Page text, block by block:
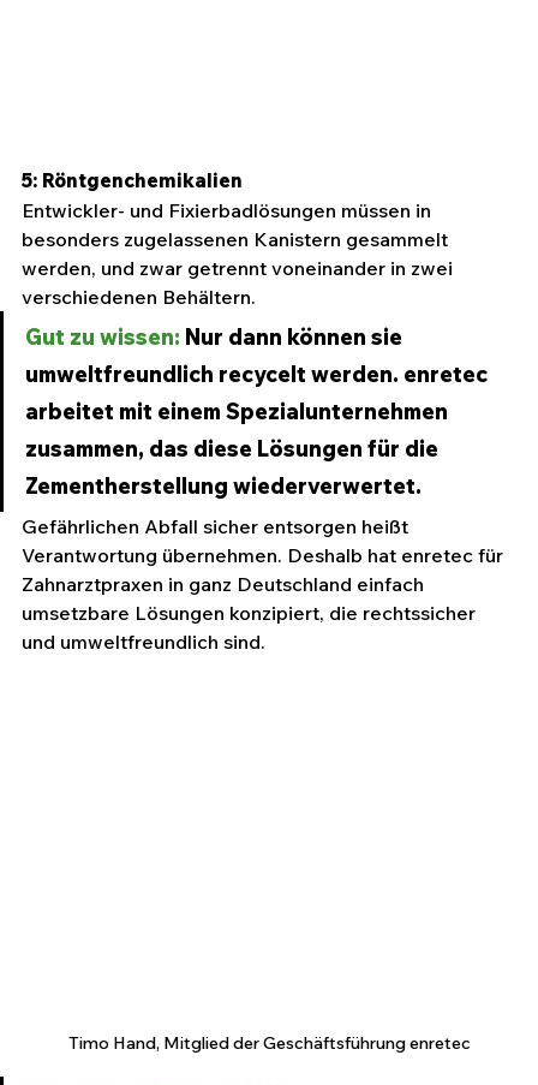
5: Röntgenchemikalien
Entwickler- und Fixierbadlösungen müssen in
besonders zugelassenen Kanistern gesammelt
werden, und zwar getrennt voneinander in zwei
verschiedenen Behältern.
Gut zu wissen: Nur dann können sie
umweltfreundlich recycelt werden. enretec
arbeitet mit einem Spezialunternehmen
zusammen, das diese Lösungen für die
Zementherstellung wiederverwertet.
Gefährlichen Abfall sicher entsorgen heißt
Verantwortung übernehmen. Deshalb hat enretec für
Zahnarztpraxen in ganz Deutschland einfach
umsetzbare Lösungen konzipiert, die rechtssicher
und umweltfreundlich sind.
Timo Hand, Mitglied der Geschäftsführung enretec